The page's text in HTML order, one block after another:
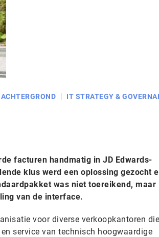
ACHTERGROND IT STRATEGY &
facturen handmatig in JD Edwards-
klus werd een oplossing gezocht
was niet toereikend, maar
van de interface.
voor diverse verkoopkantoren die
service van technisch hoogwaardige